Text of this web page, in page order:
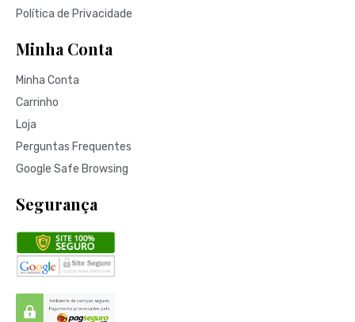
Política de Privacidade
Minha Conta
Minha Conta
Carrinho
Loja
Perguntas Frequentes
Google Safe Browsing
Segurança